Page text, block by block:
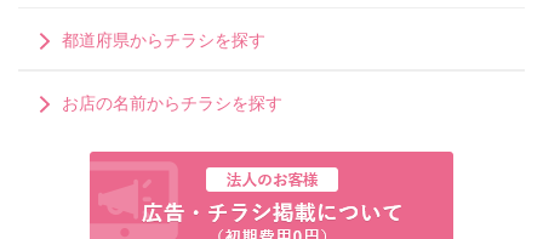
都道府県からチラシを探す
お店の名前からチラシを探す